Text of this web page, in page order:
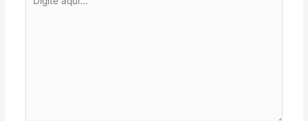
aqui...